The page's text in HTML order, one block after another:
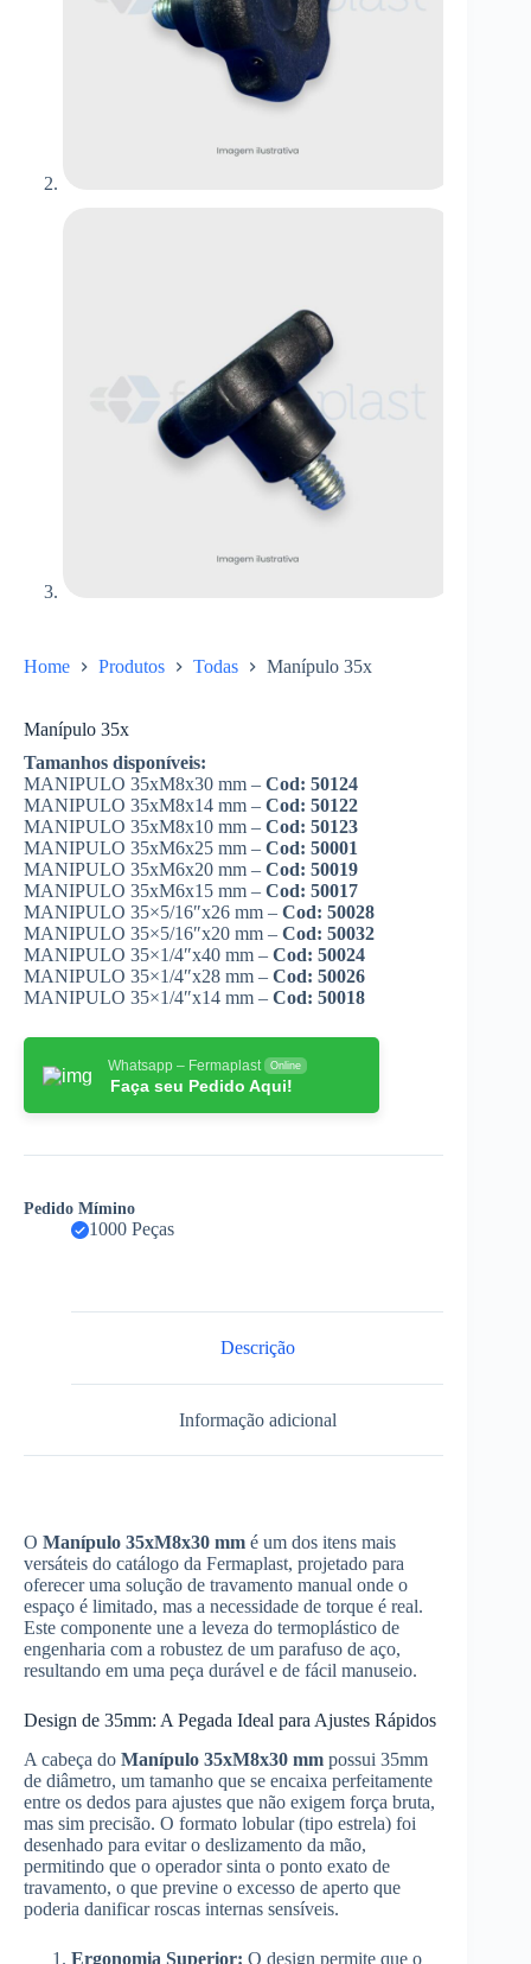
Home Produtos Todas Manípulo 35x
Manípulo 35x
Tamanhos disponíveis:
MANIPULO 35xM8x30 mm – Cod: 50124
MANIPULO 35xM8x14 mm – Cod: 50122
MANIPULO 35xM8x10 mm – Cod: 50123
MANIPULO 35xM6x25 mm – Cod: 50001
MANIPULO 35xM6x20 mm – Cod: 50019
MANIPULO 35xM6x15 mm – Cod: 50017
MANIPULO 35×5/16″x26 mm – Cod: 50028
MANIPULO 35×5/16″x20 mm – Cod: 50032
MANIPULO 35×1/4″x40 mm – Cod: 50024
MANIPULO 35×1/4″x28 mm – Cod: 50026
MANIPULO 35×1/4″x14 mm – Cod: 50018
Whatsapp – Fermaplast Online
Faça seu Pedido Aqui!
Pedido Mímino
1000 Peças
Descrição
Informação adicional
O Manípulo 35xM8x30 mm é um dos itens mais
versáteis do catálogo da Fermaplast, projetado para
oferecer uma solução de travamento manual onde o
espaço é limitado, mas a necessidade de torque é real.
Este componente une a leveza do termoplástico de
engenharia com a robustez de um parafuso de aço,
resultando em uma peça durável e de fácil manuseio.
Design de 35mm: A Pegada Ideal para Ajustes Rápidos
A cabeça do Manípulo 35xM8x30 mm possui 35mm
de diâmetro, um tamanho que se encaixa perfeitamente
entre os dedos para ajustes que não exigem força bruta,
mas sim precisão. O formato lobular (tipo estrela) foi
desenhado para evitar o deslizamento da mão,
permitindo que o operador sinta o ponto exato de
travamento, o que previne o excesso de aperto que
poderia danificar roscas internas sensíveis.
Ergonomia Superior: O design permite que o